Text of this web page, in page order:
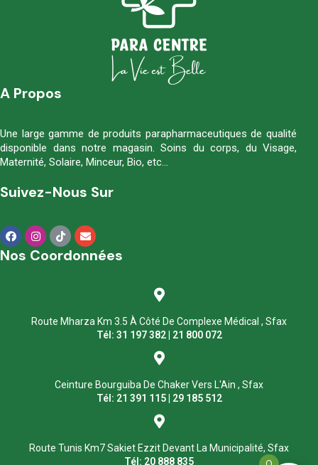
A Propos
Une large gamme de produits parapharmaceutiques de qualité
disponible dans notre magasin. Soins du corps, du Visage,
Maternité, Solaire, Minceur, Bio, etc…
Suivez-Nous Sur
Nos Coordonnées
Route Mharza Km 3.5 À Côté De Complexe Médical , Sfax
Tél: 31 197 382 | 21 800 072
Ceinture Bourguiba De Chaker Vers L'Ain , Sfax
Tél: 21 391 115 | 29 185 512
Route Tunis Km7 Sakiet Ezzit Devant La Municipalité, Sfax
Tél: 20 888 835